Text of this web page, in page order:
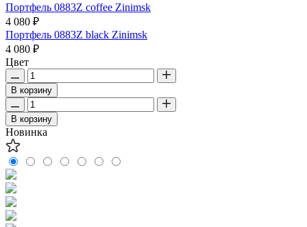
Портфель 0883Z coffee Zinimsk
4 080 ₽
Портфель 0883Z black Zinimsk
4 080 ₽
Цвет
В корзину
В корзину
Новинка